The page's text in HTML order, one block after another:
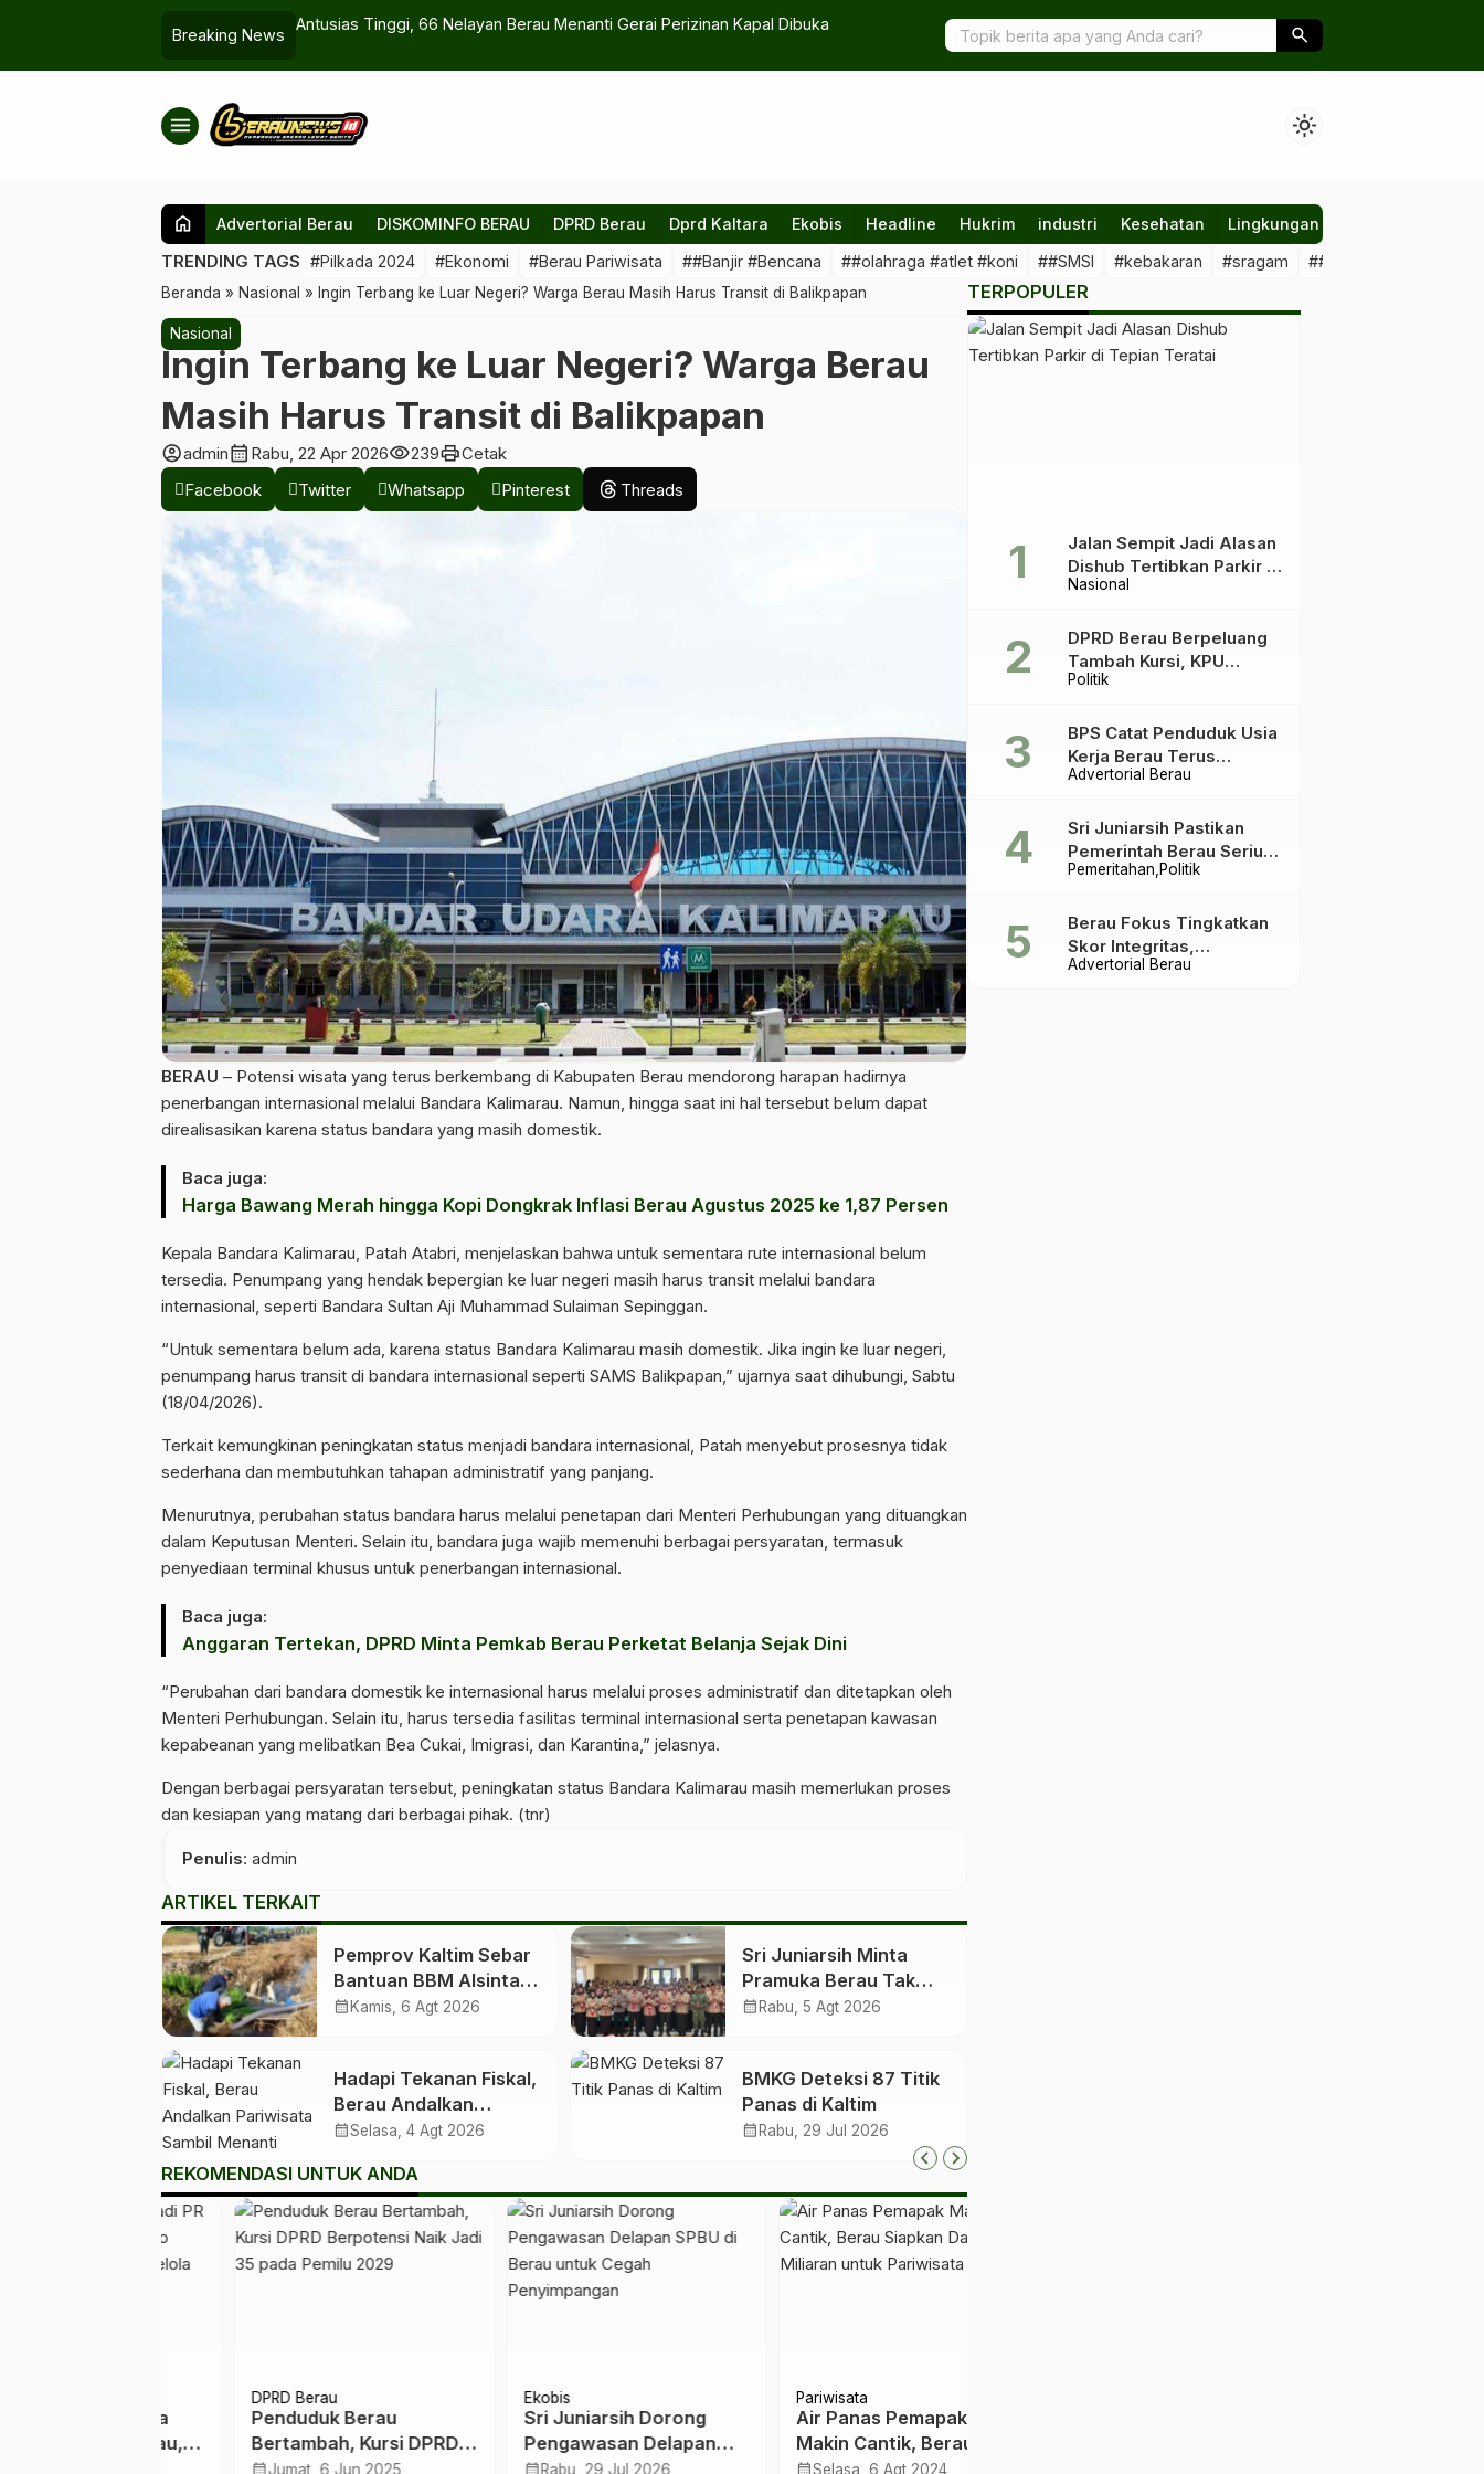
Breaking News
Antusias Tinggi, 66 Nelayan Berau Menanti Gerai Perizinan Kapal Dibuka PSHT Berau Siap Dukung Pilkada yang Berintegritas search
menu light_mode
home Advertorial Berau DISKOMINFO BERAU DPRD Berau Dprd Kaltara Ekobis Headline Hukrim industri Kesehatan Lingkungan
TRENDING TAGS #Pilkada 2024 #Ekonomi #Berau Pariwisata ##Banjir #Bencana ##olahraga #atlet #koni ##SMSI #kebakaran #sragam ##sawit #illegal
Beranda » Nasional » Ingin Terbang ke Luar Negeri? Warga Berau Masih Harus Transit di Balikpapan
Nasional
Ingin Terbang ke Luar Negeri? Warga Berau
Masih Harus Transit di Balikpapan
account_circleadmincalendar_month Rabu, 22 Apr 2026visibility239printCetak
Facebook
Twitter Whatsapp Pinterest Threads
BERAU – Potensi wisata yang terus berkembang di Kabupaten Berau mendorong harapan hadirnya
penerbangan internasional melalui Bandara Kalimarau. Namun, hingga saat ini hal tersebut belum dapat
direalisasikan karena status bandara yang masih domestik.
Baca juga:
Harga Bawang Merah hingga Kopi Dongkrak Inflasi Berau Agustus 2025 ke 1,87 Persen
Kepala Bandara Kalimarau, Patah Atabri, menjelaskan bahwa untuk sementara rute internasional belum
tersedia. Penumpang yang hendak bepergian ke luar negeri masih harus transit melalui bandara
internasional, seperti Bandara Sultan Aji Muhammad Sulaiman Sepinggan.
“Untuk sementara belum ada, karena status Bandara Kalimarau masih domestik. Jika ingin ke luar negeri,
penumpang harus transit di bandara internasional seperti SAMS Balikpapan,” ujarnya saat dihubungi, Sabtu
(18/04/2026).
Terkait kemungkinan peningkatan status menjadi bandara internasional, Patah menyebut prosesnya tidak
sederhana dan membutuhkan tahapan administratif yang panjang.
Menurutnya, perubahan status bandara harus melalui penetapan dari Menteri Perhubungan yang dituangkan
dalam Keputusan Menteri. Selain itu, bandara juga wajib memenuhi berbagai persyaratan, termasuk
penyediaan terminal khusus untuk penerbangan internasional.
Baca juga:
Anggaran Tertekan, DPRD Minta Pemkab Berau Perketat Belanja Sejak Dini
“Perubahan dari bandara domestik ke internasional harus melalui proses administratif dan ditetapkan oleh
Menteri Perhubungan. Selain itu, harus tersedia fasilitas terminal internasional serta penetapan kawasan
kepabeanan yang melibatkan Bea Cukai, Imigrasi, dan Karantina,” jelasnya.
Dengan berbagai persyaratan tersebut, peningkatan status Bandara Kalimarau masih memerlukan proses
dan kesiapan yang matang dari berbagai pihak. (tnr)
Penulis: admin
ARTIKEL TERKAIT
Pemprov Kaltim Sebar
Bantuan BBM Alsintan
ke Kelompok Tani di 10
calendar_month Kamis, 6 Agt 2026
Sri Juniarsih Minta
Pramuka Berau Tak
Sekadar Jalankan
calendar_month Rabu, 5 Agt 2026
Hadapi Tekanan Fiskal,
Berau Andalkan
Pariwisata Sambil
Pusat
calendar_monthSelasa, 4 Agt 2026
BMKG Deteksi 87 Titik
Panas di Kaltim
calendar_month Rabu, 29 Jul 2026
REKOMENDASI UNTUK ANDA
DPRD Berau
Penduduk Berau
Bertambah, Kursi DPRD
Berpotensi Naik Jadi 35
Jumat, 6 Jun 2025
Sri Juniarsih Dorong
Pengawasan Delapan
SPBU di Berau untuk
Rabu, 29 Jul 2026
Air Panas Pemapak
Makin Cantik, Berau
Siapkan Dana Miliaran
Selasa, 6 Agt 2024
TERPOPULER
Nasional
Jalan Sempit Jadi Alasan
Dishub Tertibkan Parkir di
Tepian Teratai
Politik
DPRD Berau Berpeluang
Tambah Kursi, KPU
Ingatkan Acuannya UU
Advertorial Berau
BPS Catat Penduduk Usia
Kerja Berau Terus
Meningkat Dua Tahun
Pemeritahan Politik
Sri Juniarsih Pastikan
Pemerintah Berau Serius
Tangani Reboisasi dan
Advertorial Berau
Berau Fokus Tingkatkan
Skor Integritas,
Rekomendasi KPK Jadi